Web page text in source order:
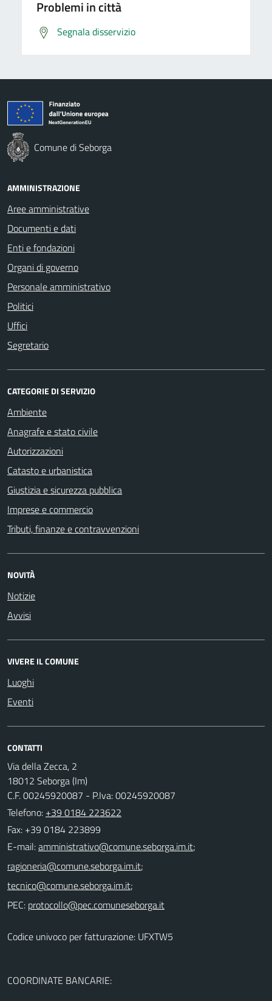
Problemi in città
Segnala disservizio
Comune di Seborga
AMMINISTRAZIONE
Aree amministrative
Documenti e dati
Enti e fondazioni
Organi di governo
Personale amministrativo
Politici
Uffici
Segretario
CATEGORIE DI SERVIZIO
Ambiente
Anagrafe e stato civile
Autorizzazioni
Catasto e urbanistica
Giustizia e sicurezza pubblica
Imprese e commercio
Tributi, finanze e contravvenzioni
NOVITÀ
Notizie
Avvisi
VIVERE IL COMUNE
Luoghi
Eventi
CONTATTI
Via della Zecca, 2
18012 Seborga (Im)
C.F. 00245920087 - P.Iva: 00245920087
Telefono: +39 0184 223622
Fax: +39 0184 223899
E-mail:
;
;
;
PEC:
Codice univoco per fatturazione: UFXTW5
COORDINATE BANCARIE: